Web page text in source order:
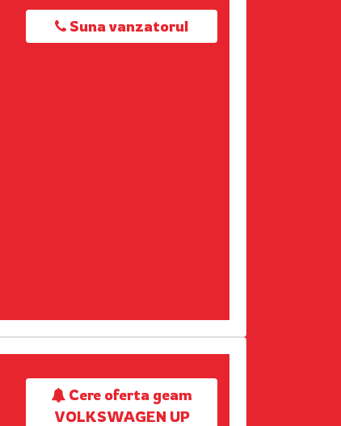
Suna vanzatorul
Cere oferta geam
VOLKSWAGEN UP